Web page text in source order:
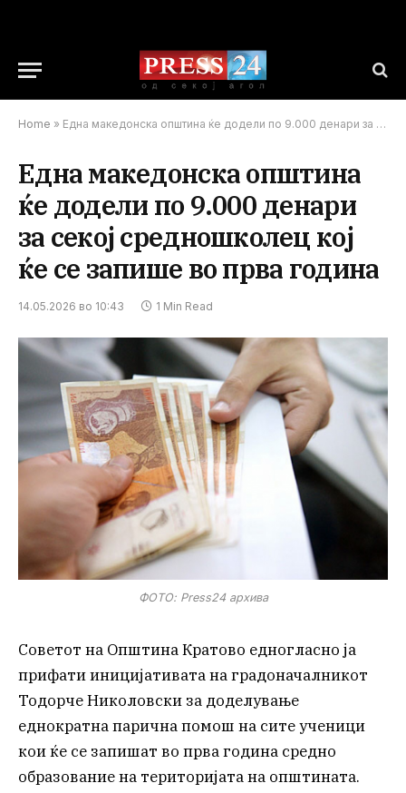
Home » Една македонска општина ќе додели по 9.000 денари за секој средношколец кој ќе се запише во прва година
Една македонска општина
ќе додели по 9.000 денари
за секој средношколец кој
ќе се запише во прва година
14.05.2026 во 10:43 1 Min Read
ФОТО: Press24 архива
Советот на Општина Кратово едногласно ја
прифати иницијативата на градоначалникот
Тодорче Николовски за доделување
еднократна парична помош на сите ученици
кои ќе се запишат во прва година средно
образование на територијата на општината.